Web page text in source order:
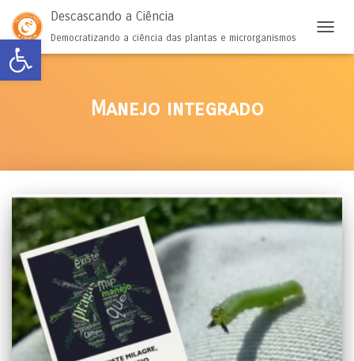
Abrir a barra de ferramentas
Descascando a Ciência
Democratizando a ciência das plantas e microrganismos
Manejo integrado